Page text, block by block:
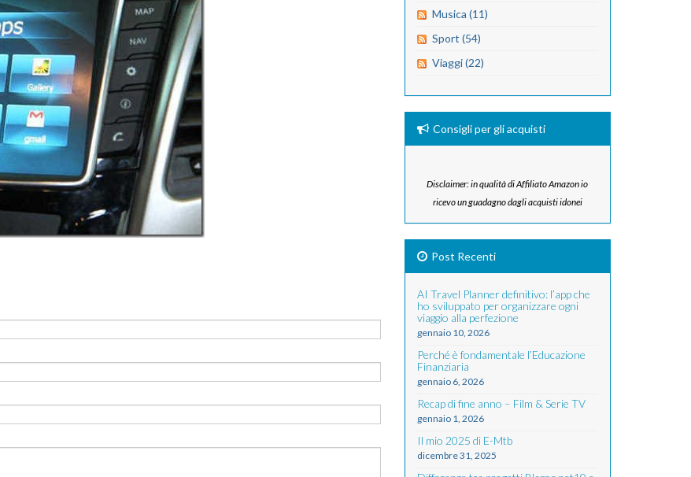
Musica (11)
Sport (54)
Viaggi (22)
Consigli per gli acquisti
Disclaimer: in qualità di Affiliato Amazon io
ricevo un guadagno dagli acquisti idonei
Post Recenti
AI Travel Planner definitivo: l’app che
ho sviluppato per organizzare ogni
viaggio alla perfezione
gennaio 10, 2026
Perché è fondamentale l’Educazione
Finanziaria
gennaio 6, 2026
Recap di fine anno – Film & Serie TV
gennaio 1, 2026
Il mio 2025 di E-Mtb
dicembre 31, 2025